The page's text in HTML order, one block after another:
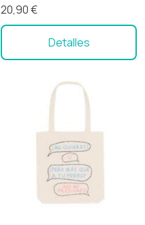
20,90 €
Detalles